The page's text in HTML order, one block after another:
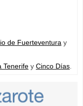
de Fuerteventura y
Tenerife y Cinco Días.